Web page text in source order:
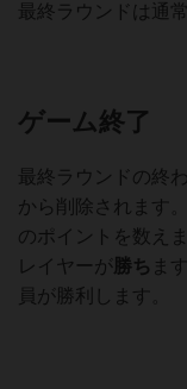
最終ラウンドは通
ゲーム終了
最終ラウンドの終
から削除されます
のポイントを数えま
レイヤーが 勝ち ま
員が勝利します。